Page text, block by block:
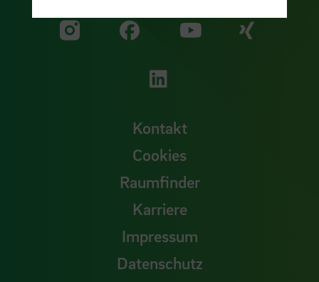
Zu unserer Facebook
Zu
Zu unserer
Kontakt
Cookies
Raumfinder
Karriere
Impressum
Datenschutz